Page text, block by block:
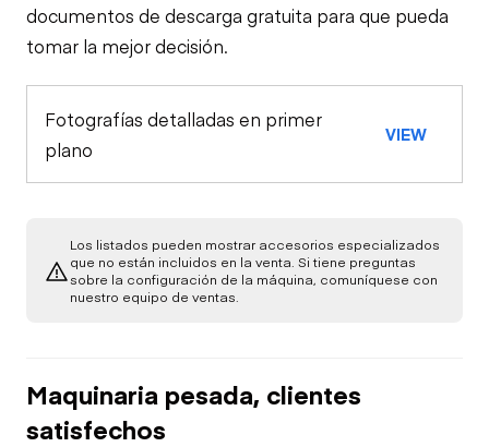
documentos de descarga gratuita para que pueda
tomar la mejor decisión.
Fotografías detalladas en primer
plano
VIEW
Los listados pueden mostrar accesorios especializados
que no están incluidos en la venta. Si tiene preguntas
sobre la configuración de la máquina, comuníquese con
nuestro equipo de ventas.
Maquinaria pesada, clientes
satisfechos